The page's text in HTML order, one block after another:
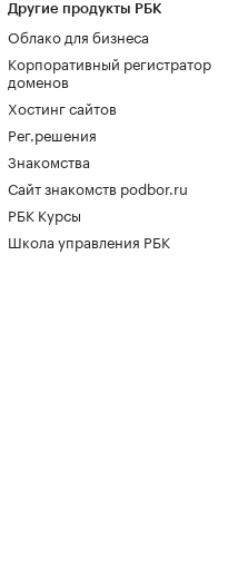
Другие продукты РБК
Облако для бизнеса
Корпоративный регистратор
доменов
Хостинг сайтов
Рег.решения
Знакомства
Сайт знакомств podbor.ru
РБК Курсы
Школа управления РБК